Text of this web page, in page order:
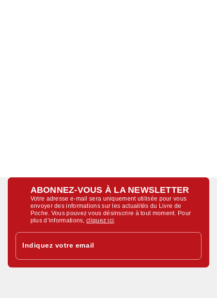
ABONNEZ-VOUS À LA NEWSLETTER
Votre adresse e-mail sera uniquement utilisée pour vous
envoyer des informations sur les actualités du Livre de
Poche. Vous pouvez vous désinscrire à tout moment. Pour
plus d’informations,cliquez ici
Indiquez votre email